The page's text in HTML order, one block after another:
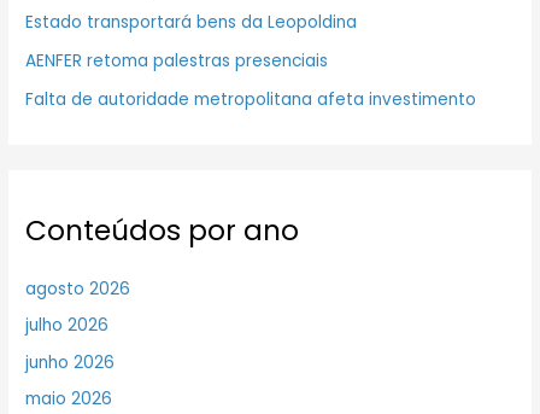
Estado transportará bens da Leopoldina
AENFER retoma palestras presenciais
Falta de autoridade metropolitana afeta investimento
Conteúdos por ano
agosto 2026
julho 2026
junho 2026
maio 2026